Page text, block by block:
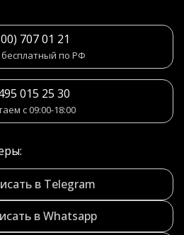
707 01 21
по РФ
015 25 30
с 09:00-18:00
в Telegram
в Whatsapp